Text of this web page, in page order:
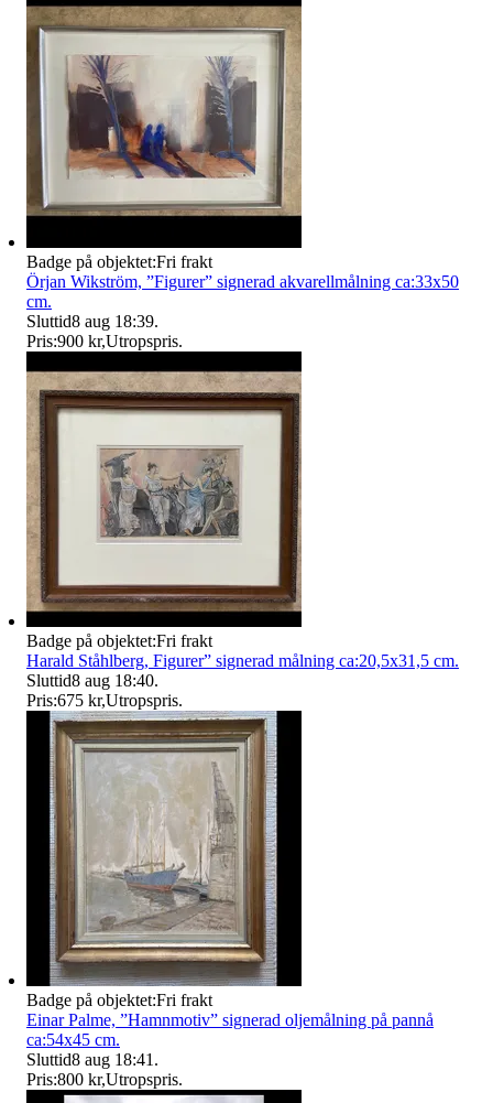
Badge på objektet:Fri frakt
Örjan Wikström, ”Figurer” signerad akvarellmålning ca:33x50
cm.
Sluttid8 aug 18:39.
Pris:900 kr,Utropspris.
Badge på objektet:Fri frakt
Harald Ståhlberg, Figurer” signerad målning ca:20,5x31,5 cm.
Sluttid8 aug 18:40.
Pris:675 kr,Utropspris.
Badge på objektet:Fri frakt
Einar Palme, ”Hamnmotiv” signerad oljemålning på pannå
ca:54x45 cm.
Sluttid8 aug 18:41 .
Pris:800 kr,Utropspris.